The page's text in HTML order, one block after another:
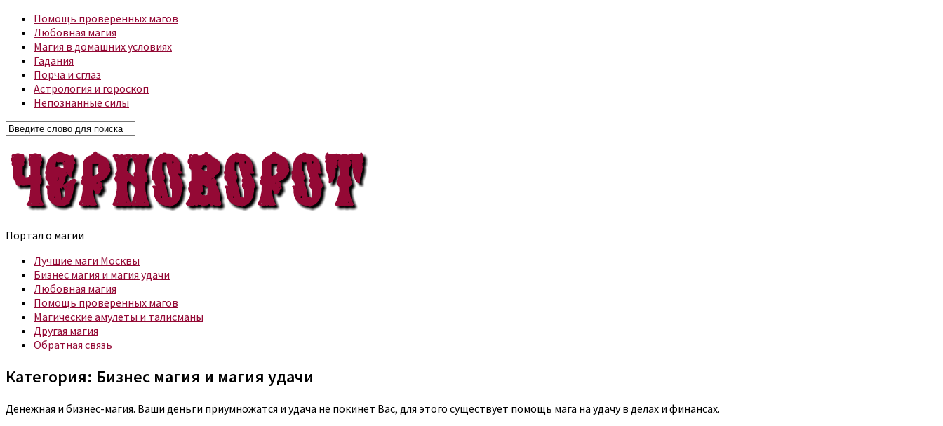
Помощь проверенных магов
Любовная магия
Магия в домашних условиях
Гадания
Порча и сглаз
Астрология и гороскоп
Непознанные силы
Портал о магии
Лучшие маги Москвы
Бизнес магия и магия удачи
Любовная магия
Помощь проверенных магов
Магические амулеты и талисманы
Другая магия
Обратная связь
Категория: Бизнес магия и магия удачи
Денежная и бизнес-магия. Ваши деньги приумножатся и удача не покинет Вас, для этого существует помощь мага на удачу в делах и финансах.